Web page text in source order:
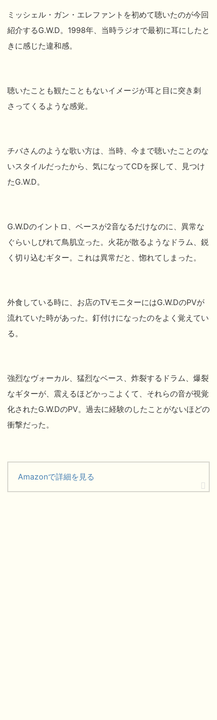
ミッシェル・ガン・エレファントを初めて聴いたのが今回
紹介するG.W.D。1998年、当時ラジオで最初に耳にしたと
きに感じた違和感。
聴いたことも観たこともないイメージが耳と目に突き刺
さってくるような感覚。
チバさんのような歌い方は、当時、今まで聴いたことのな
いスタイルだったから、気になってCDを探して、見つけ
たG.W.D。
G.W.Dのイントロ、ベースが2音なるだけなのに、異常な
ぐらいしびれて鳥肌立った。火花が散るようなドラム、鋭
く切り込むギター。これは異常だと、惚れてしまった。
外食している時に、お店のTVモニターにはG.W.DのPVが
流れていた時があった。釘付けになったのをよく覚えてい
る。
強烈なヴォーカル、猛烈なベース、炸裂するドラム、爆裂
なギターが、震えるほどかっこよくて、それらの音が視覚
化されたG.W.DのPV。過去に経験のしたことがないほどの
衝撃だった。
Amazonで詳細を見る